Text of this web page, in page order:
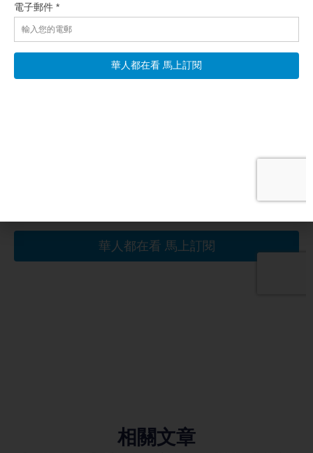
在軍事援助方面，德國是烏克蘭在歐洲最大的支持者。德國國防
部擔心，隨著戰爭的繼續，烏克蘭迫切需要額外的軍事物資和裝
相關文章